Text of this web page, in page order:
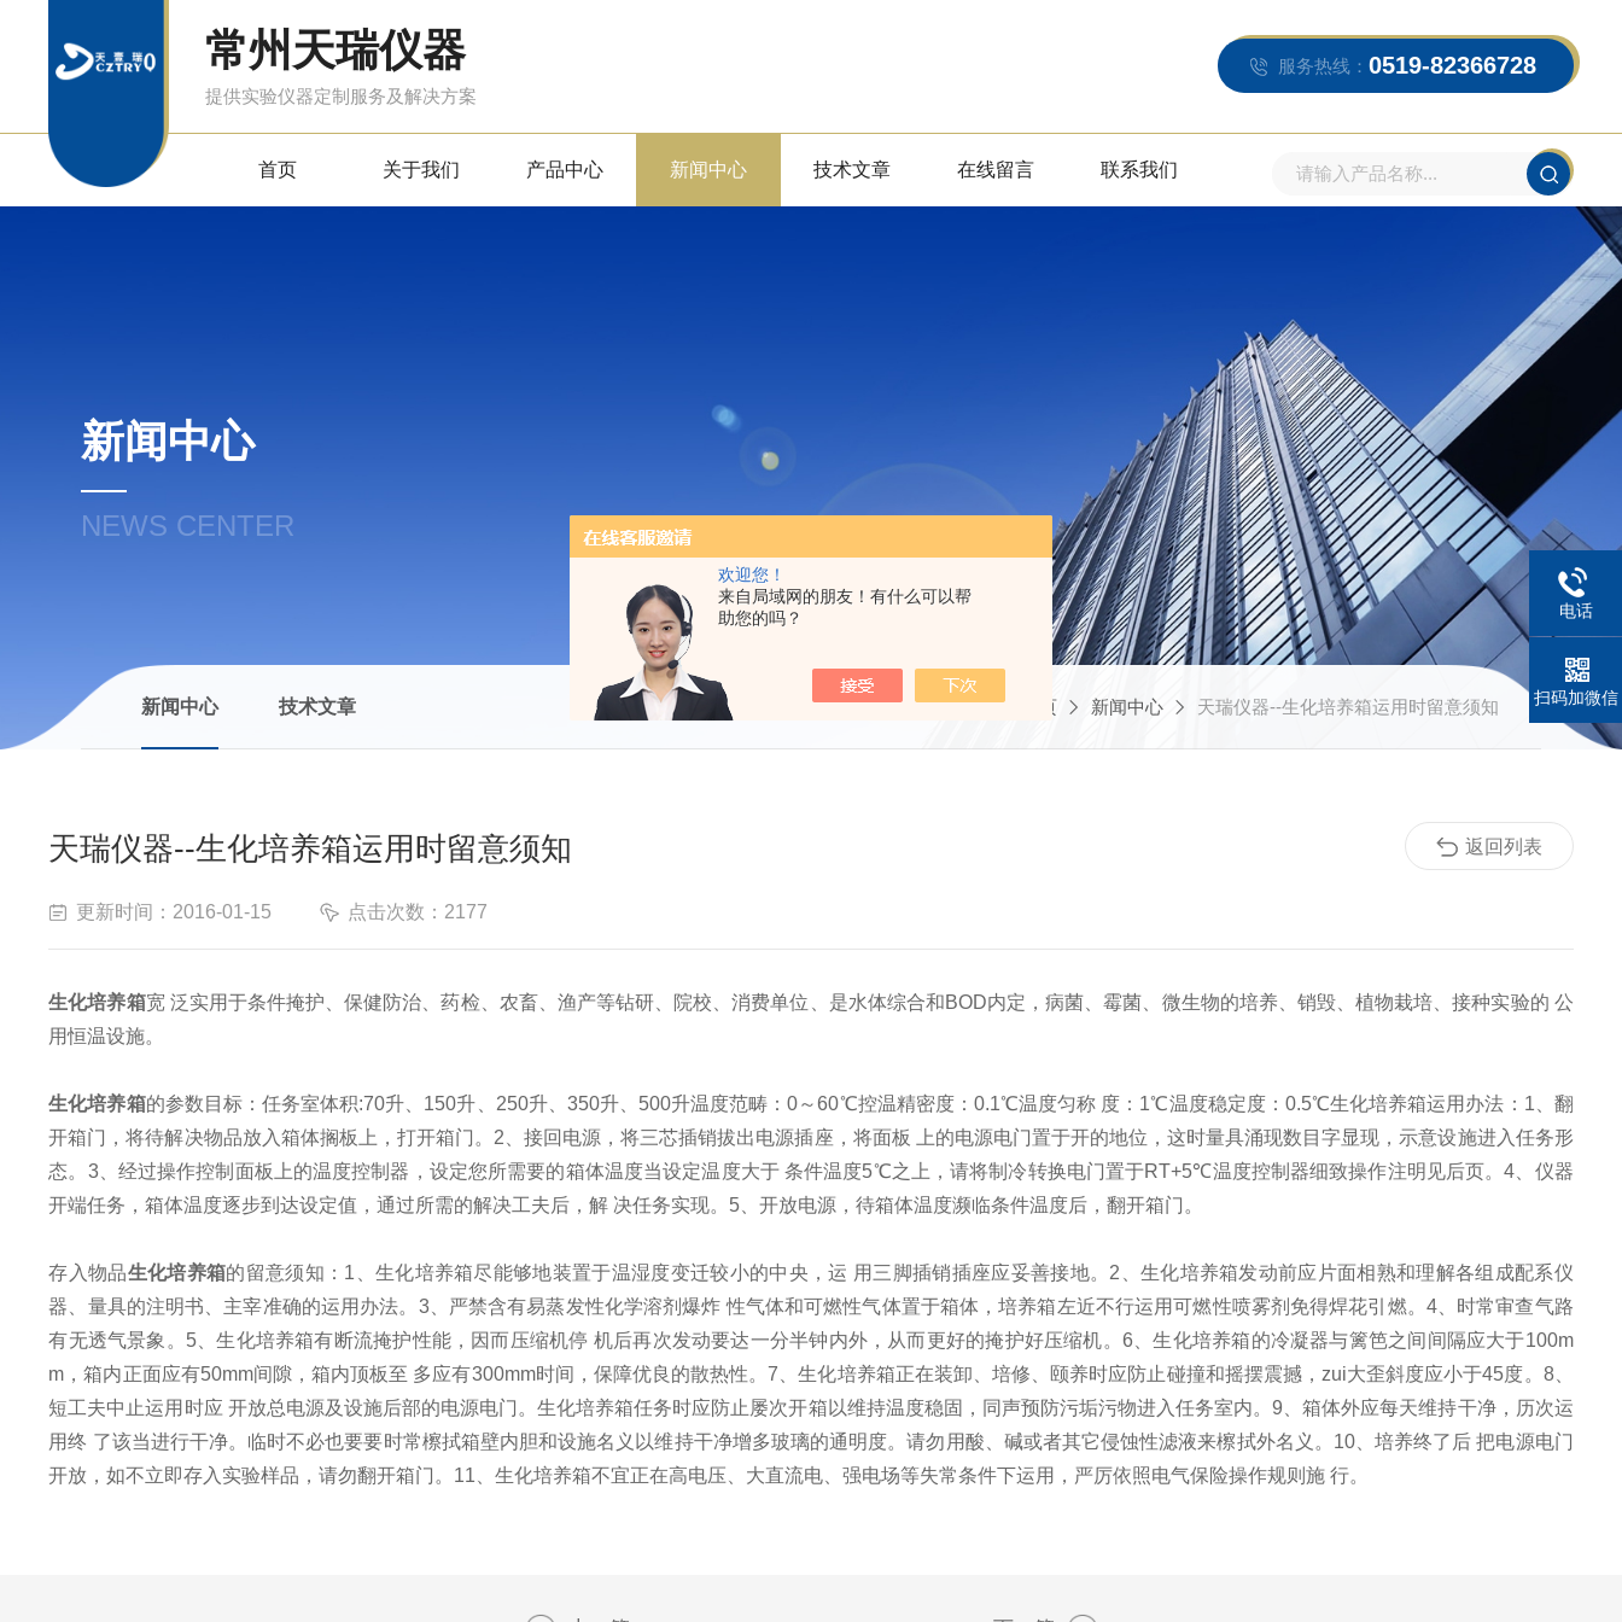
欢迎您！
来自局域网的朋友！有什么可以帮
助您的吗？
常州天瑞仪器
提供实验仪器定制服务及解决方案
服务热线： 0519-82366728
首页 关于我们 产品中心 新闻中心 技术文章 在线留言 联系我们
新闻中心
NEWS CENTER
新闻中心 技术文章 当前位置： 首页 新闻中心 天瑞仪器--生化培养箱运用时留意须知
天瑞仪器--生化培养箱运用时留意须知
更新时间：2016-01-15 点击次数：2177
生化培养箱宽 泛实用于条件掩护、保健防治、药检、农畜、渔产等钻研、院校、消费单位、是水体综合和BOD内定，病菌、霉菌、微生物的培养、销毁、植物栽培、接种实验的 公
用恒温设施。
生化培养箱的参数目标：任务室体积:70升、150升、250升、350升、500升温度范畴：0～60℃控温精密度：0.1℃温度匀称 度：1℃温度稳定度：0.5℃生化培养箱运用办法：1、翻
开箱门，将待解决物品放入箱体搁板上，打开箱门。2、接回电源，将三芯插销拔出电源插座，将面板 上的电源电门置于开的地位，这时量具涌现数目字显现，示意设施进入任务形
态。3、经过操作控制面板上的温度控制器，设定您所需要的箱体温度当设定温度大于 条件温度5℃之上，请将制冷转换电门置于RT+5℃温度控制器细致操作注明见后页。4、仪器
开端任务，箱体温度逐步到达设定值，通过所需的解决工夫后，解 决任务实现。5、开放电源，待箱体温度濒临条件温度后，翻开箱门。
存入物品生化培养箱的留意须知：1、生化培养箱尽能够地装置于温湿度变迁较小的中央，运 用三脚插销插座应妥善接地。2、生化培养箱发动前应片面相熟和理解各组成配系仪
器、量具的注明书、主宰准确的运用办法。3、严禁含有易蒸发性化学溶剂爆炸 性气体和可燃性气体置于箱体，培养箱左近不行运用可燃性喷雾剂免得焊花引燃。4、时常审查气路
有无透气景象。5、生化培养箱有断流掩护性能，因而压缩机停 机后再次发动要达一分半钟内外，从而更好的掩护好压缩机。6、生化培养箱的冷凝器与篱笆之间间隔应大于100m
m，箱内正面应有50mm间隙，箱内顶板至 多应有300mm时间，保障优良的散热性。7、生化培养箱正在装卸、培修、颐养时应防止碰撞和摇摆震撼，zui大歪斜度应小于45度。8、
短工夫中止运用时应 开放总电源及设施后部的电源电门。生化培养箱任务时应防止屡次开箱以维持温度稳固，同声预防污垢污物进入任务室内。9、箱体外应每天维持干净，历次运
用终 了该当进行干净。临时不必也要要时常檫拭箱壁内胆和设施名义以维持干净增多玻璃的通明度。请勿用酸、碱或者其它侵蚀性滤液来檫拭外名义。10、培养终了后 把电源电门
开放，如不立即存入实验样品，请勿翻开箱门。11、生化培养箱不宜正在高电压、大直流电、强电场等失常条件下运用，严厉依照电气保险操作规则施 行。
返回列表
电话
扫码加微信